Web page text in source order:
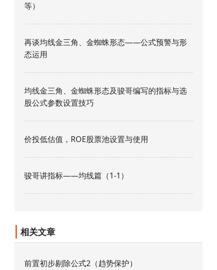
等）
再谈均线金三角、金蜘蛛形态——公式预警与形
态运用
均线金三角、金蜘蛛形态及骏哥编写的指标与选
股公式参数设置技巧
价投低估值，ROE股票池设置与使用
骏哥讲指标——均线篇（1-1）
相关文章
前置初步剔除公式2（趋势保护）